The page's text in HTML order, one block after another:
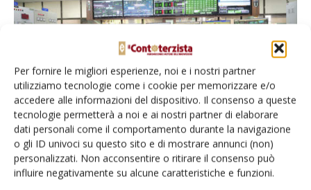
Per fornire le migliori esperienze, noi e i nostri partner
utilizziamo tecnologie come i cookie per memorizzare e/o
accedere alle informazioni del dispositivo. Il consenso a queste
tecnologie permetterà a noi e ai nostri partner di elaborare
dati personali come il comportamento durante la navigazione
o gli ID univoci su questo sito e di mostrare annunci (non)
personalizzati. Non acconsentire o ritirare il consenso può
influire negativamente su alcune caratteristiche e funzioni.
Benessere per le persone per Bkt significa naturalmente